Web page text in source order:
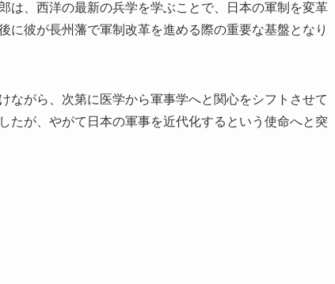
は、西洋の最新の兵学を学ぶことで、日本の軍制を変革
彼が長州藩で軍制改革を進める際の重要な基盤となり
ながら、次第に医学から軍事学へと関心をシフトさせて
たが、やがて日本の軍事を近代化するという使命へと突